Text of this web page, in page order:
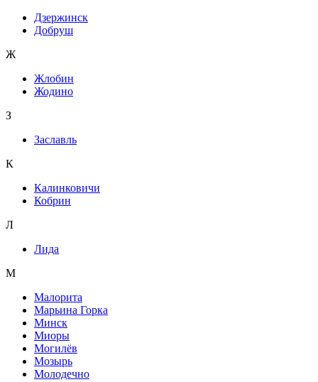
Дзержинск
Добруш
Ж
Жлобин
Жодино
З
Заславль
К
Калинковичи
Кобрин
Л
Лида
М
Малорита
Марьина Горка
Минск
Миоры
Могилёв
Мозырь
Молодечно